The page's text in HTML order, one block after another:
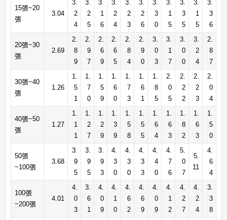
15張~20
張
3.04
3.
2
4
3.
2
5
3.
1
6
3.
2
4
3.
2
3
3.
2
6
3.
3
0
3.
1
5
3.
3
5
3.
1
5
3.
3
6
20張~30
張
2.69
2.
8
9
2.
9
7
2.
6
9
2.
6
5
2.
8
4
2.
9
0
3.
0
3
3.
1
7
3.
0
0
3.
2
4
2.
8
7
30張~40
張
1.26
1.
5
1
1.
7
0
1.
5
9
1.
6
0
1.
7
3
1.
6
1
1.
8
5
2.
0
5
2.
2
2
2.
2
3
2.
0
4
40張~50
張
1.27
1.
1
1
1.
2
7
1.
2
9
1.
3
9
1.
5
8
1.
5
5
1.
6
4
1.
6
3
1.
8
2
1.
6
3
1.
5
0
50張
~100張
3.68
3.
9
5
3.
9
5
3.
9
3
4.
3
0
4.
3
0
4.
3
3
4.
4
0
4.
7
6
5.
0
7
5.
11
4.
6
4
100張
~200張
4.01
4.
0
3
3.
6
1
4.
0
9
4.
1
0
4.
6
2
4.
6
9
4.
0
9
4.
1
2
4.
2
7
4.
2
4
3.
3
8